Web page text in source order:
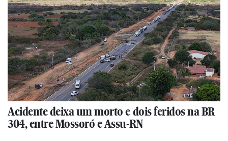
Acidente deixa um morto e dois feridos na BR
304, entre Mossoró e Assu-RN